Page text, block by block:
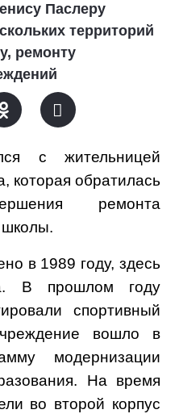
Паслеру
территорий
ремонту
с жительницей
которая обратилась
ремонта
школы.
в 1989 году, здесь
В прошлом году
спортивный
вошло в
модернизации
На время
во второй корпус